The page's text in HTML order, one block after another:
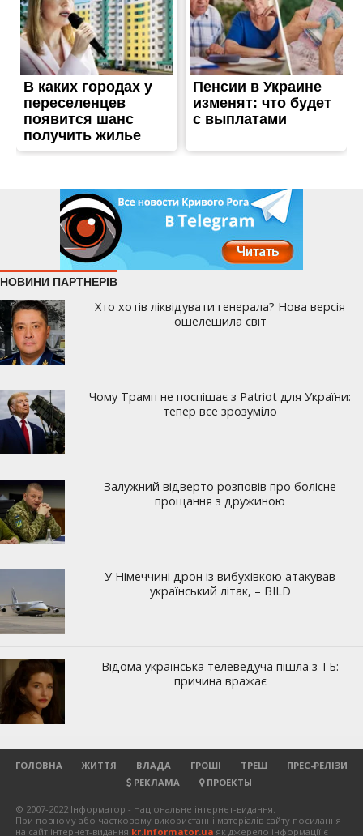
ГОЛОВНА ЖИТТЯ ВЛАДА ГРОШІ ТРЕШ
ПРЕС-РЕЛІЗИ
РЕКЛАМА
ПРОЕКТЫ
© 2007-2022 Інформатор - Національне інтернет-видання.
При повному або частковому використанні матеріалів сайту посилання
на сайт інтернет-видання kr.informator.ua як джерело інформації є